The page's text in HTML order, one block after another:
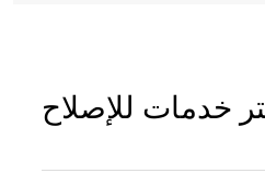
خدمات للإصلاح